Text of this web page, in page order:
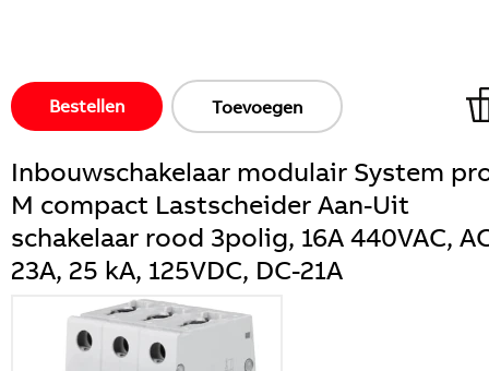
Bestellen Toevoegen
Inbouwschakelaar modulair System
M compact Lastscheider Aan-Uit
schakelaar rood 3polig, 16A 440VAC,
23A, 25 kA, 125VDC, DC-21A